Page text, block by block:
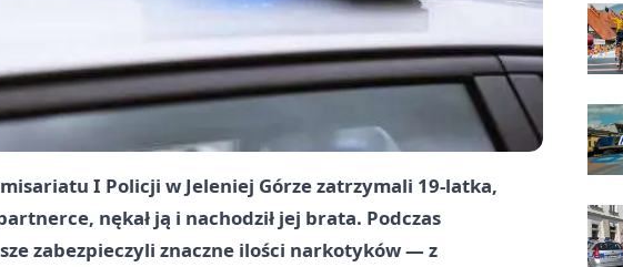
I Policji w Jeleniej Górze zatrzymali 19-latka,
nękał ją i nachodził jej brata. Podczas
zabezpieczyli znaczne ilości narkotyków— z